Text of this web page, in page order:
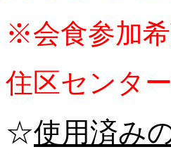
※会食参加
住区センタ
☆使用済み